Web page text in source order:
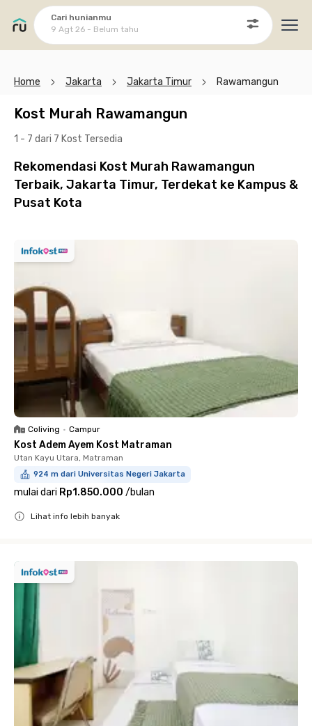
Cari hunianmu
9 Agt 26 - Belum tahu
Home Jakarta Jakarta Timur Rawamangun
Kost Murah Rawamangun
1 - 7 dari 7 Kost Tersedia
Rekomendasi Kost Murah Rawamangun
Terbaik, Jakarta Timur, Terdekat ke Kampus &
Pusat Kota
Coliving • Campur
Kost Adem Ayem Kost Matraman
Utan Kayu Utara, Matraman
924 m dari Universitas Negeri Jakarta
mulai dari Rp1.850.000 /bulan
Lihat info lebih banyak